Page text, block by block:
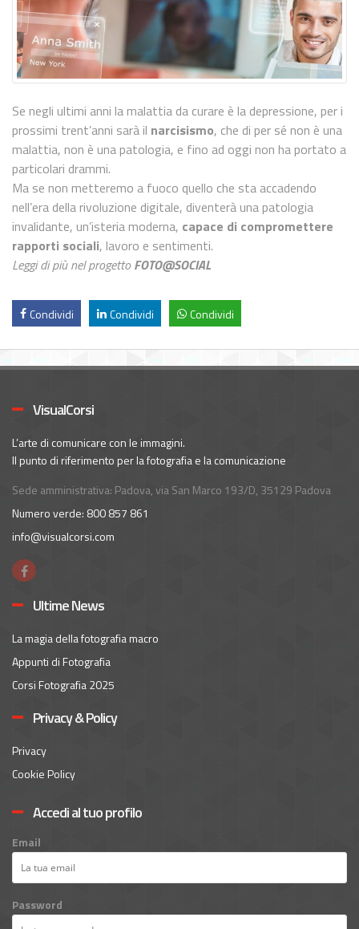
Se negli ultimi anni la malattia da curare è la depressione, per i
prossimi trent’anni sarà il narcisismo, che di per sé non è una
malattia, non è una patologia, e fino ad oggi non ha portato a
particolari drammi.
Ma se non metteremo a fuoco quello che sta accadendo
nell’era della rivoluzione digitale, diventerà una patologia
invalidante, un’isteria moderna, capace di compromettere
rapporti sociali, lavoro e sentimenti.
Leggi di più nel progettoFOTO@SOCIAL
Condividi Condividi Condividi
VisualCorsi
L’arte di comunicare con le immagini.
Il punto di riferimento per la fotografia e la comunicazione
Sede amministrativa: Padova, via San Marco 193/D, 35129 Padova
Numero verde: 800 857 861
info@visualcorsi.com
Ultime News
La magia della fotografia macro
Appunti di Fotografia
Corsi Fotografia 2025
Privacy & Policy
Privacy
Cookie Policy
Accedi al tuo profilo
Email
Password